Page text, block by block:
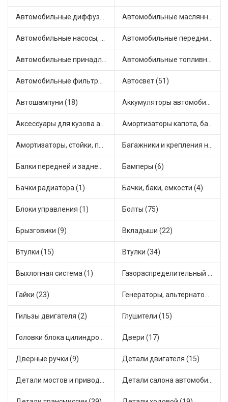
Автомобильные диффузоры и вентиляторы (4) Автомобильные маслянные насосы (9)
Автомобильные насосы, компрессоры и манометры (1) Автомобильные передние фары (12)
Автомобильные принадлежности и аксессуары (6) Автомобильные топливные насосы (17)
Автомобильные фильтры (1) Автосвет (51)
Автошампуни (18) Аккумуляторы автомобильные (2)
Аксессуары для кузова автомобиля (1) Амортизаторы капота, багажника (6)
Амортизаторы, стойки, подушки стоек (36) Багажники и крепления на крышу (1)
Балки передней и задней подвески (4) Бамперы (6)
Бачки радиатора (1) Бачки, баки, емкости (4)
Блоки управления (1) Болты (75)
Брызговики (9) Вкладыши (22)
Втулки (15) Втулки (34)
Выхлопная система (1) Газораспределительный механизм (2)
Гайки (23) Генераторы, альтернаторы и комплектующие (48)
Гильзы двигателя (2) Глушители (15)
Головки блока цилиндров (2) Двери (17)
Дверные ручки (9) Детали двигателя (15)
Детали мостов и привода трансмиссии (58) Детали салона автомобиля (47)